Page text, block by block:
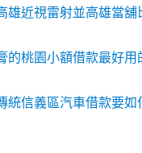
雄近視雷射並高雄當舖
的桃園小額借款最好用
統信義區汽車借款要如